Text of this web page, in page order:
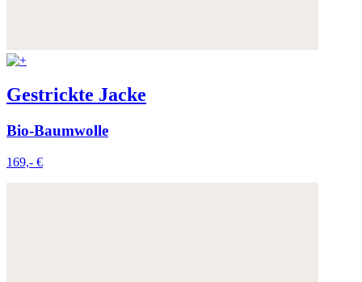
Gestrickte Jacke
Bio-Baumwolle
169,- €